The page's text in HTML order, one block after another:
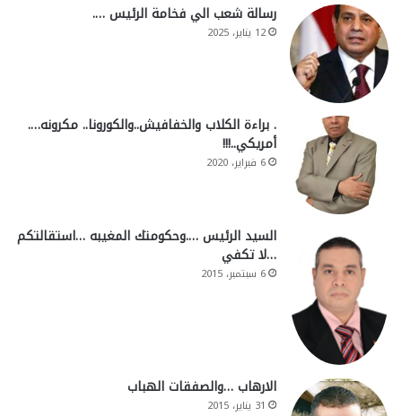
رسالة شعب الي فخامة الرئيس ….
12 يناير، 2025
. براءة الكلاب والخفافيش..والكورونا.. مكرونه….
أمريكي..!!!
6 فبراير، 2020
السيد الرئيس ….وحكومتك المغيبه …استقالتكم
…لا تكفي
6 سبتمبر، 2015
الارهاب …والصفقات الهباب
31 يناير، 2015